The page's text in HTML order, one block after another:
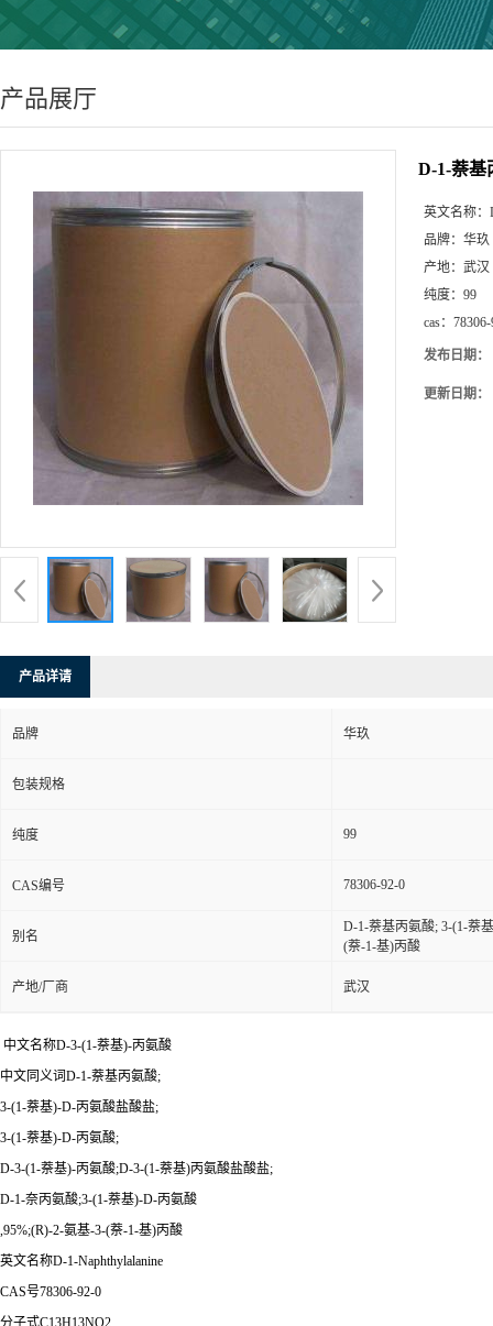
产品展厅
D-1-萘基
英文名称：
品牌： 华玖
产地： 武汉
纯度： 99
cas：
发布日期：
更新日期：
产品详请
品牌 华玖
包装规格
纯度 99
CAS编号 78306-92-0
别名
D-1-萘基丙氨酸; 3-(1-萘
(萘-1-基)丙酸
产地/厂商 武汉
中文名称D-3-(1-萘基)-丙氨酸
中文同义词D-1-萘基丙氨酸;
3-(1-萘基)-D-丙氨酸盐酸盐;
3-(1-萘基)-D-丙氨酸;
D-3-(1-萘基)-丙氨酸;D-3-(1-萘基)丙氨酸盐酸盐;
D-1-奈丙氨酸;3-(1-萘基)-D-丙氨酸
,95%;(R)-2-氨基-3-(萘-1-基)丙酸
英文名称D-1-Naphthylalanine
CAS号78306-92-0
分子式C13H13NO2